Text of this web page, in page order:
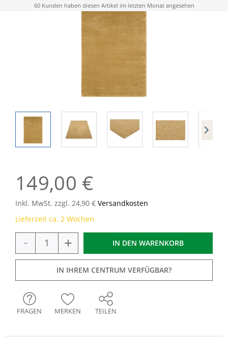
60 Kunden haben diesen Artikel im letzten Monat angesehen
149,00 €
Inkl. MwSt. zzgl. 24,90 € Versandkosten
Lieferzeit ca. 2 Wochen
- + IN DEN WARENKORB
IN IHREM CENTRUM VERFÜGBAR?
FRAGEN MERKEN TEILEN